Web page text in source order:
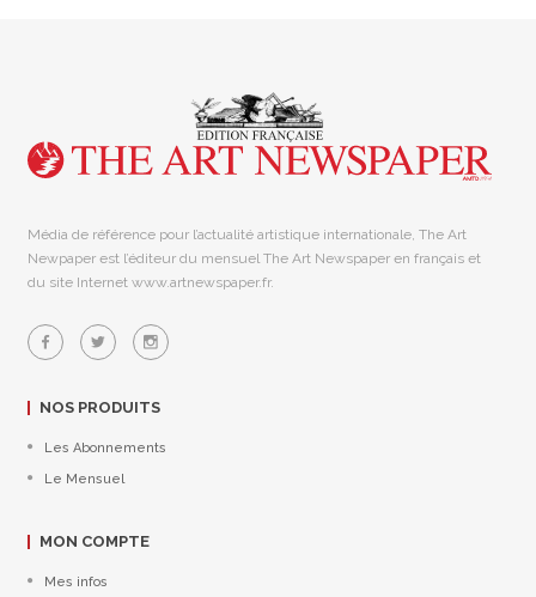
Média de référence pour l’actualité artistique internationale, The Art
Newpaper est l’éditeur du mensuel The Art Newspaper en français et
du site Internet www.artnewspaper.fr.
NOS PRODUITS
Les Abonnements
Le Mensuel
MON COMPTE
Mes infos